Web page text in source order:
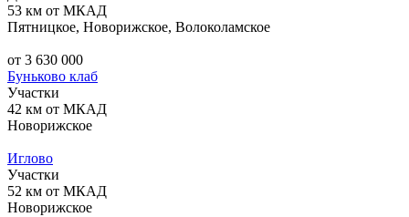
53 км от МКАД
Пятницкое, Новорижское, Волоколамское
от 3 630 000
Буньково клаб
Участки
42 км от МКАД
Новорижское
Иглово
Участки
52 км от МКАД
Новорижское